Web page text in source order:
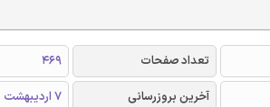
تعداد صفحات
469
آخرین بروزرسانی 7 اردیبهشت 1405